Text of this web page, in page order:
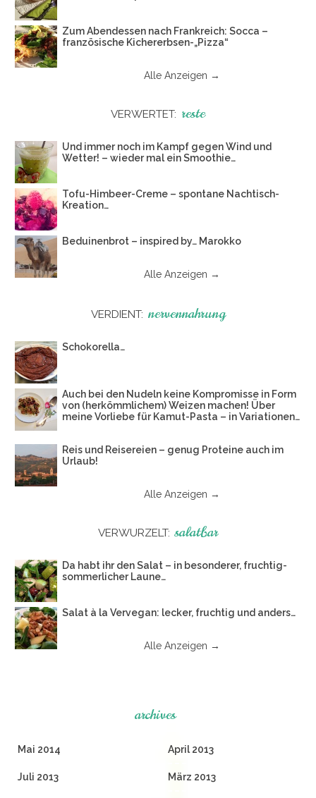
Zum Abendessen nach Frankreich: Socca –
französische Kichererbsen-„Pizza“
Alle Anzeigen →
VERWERTET: reste
Und immer noch im Kampf gegen Wind und
Wetter! – wieder mal ein Smoothie…
Tofu-Himbeer-Creme – spontane Nachtisch-
Kreation…
Beduinenbrot – inspired by… Marokko
Alle Anzeigen →
VERDIENT: nervennahrung
Schokorella…
Auch bei den Nudeln keine Kompromisse in Form
von (herkömmlichem) Weizen machen! Über
meine Vorliebe für Kamut-Pasta – in Variationen…
Reis und Reisereien – genug Proteine auch im
Urlaub!
Alle Anzeigen →
VERWURZELT: salatbar
Da habt ihr den Salat – in besonderer, fruchtig-
sommerlicher Laune…
Salat à la Vervegan: lecker, fruchtig und anders…
Alle Anzeigen →
archives
Mai 2014
Juli 2013
April 2013
März 2013